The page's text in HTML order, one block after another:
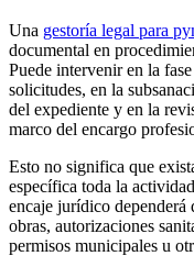
Una gestoría legal para
documental en
Puede intervenir en la
solicitudes, en la
del expediente y en la
marco del encargo
Esto no significa que
específica toda la
encaje jurídico dependerá
obras, autorizaciones
permisos municipales u